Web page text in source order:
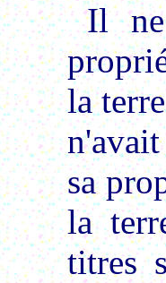
Il
la
sa
la
titres